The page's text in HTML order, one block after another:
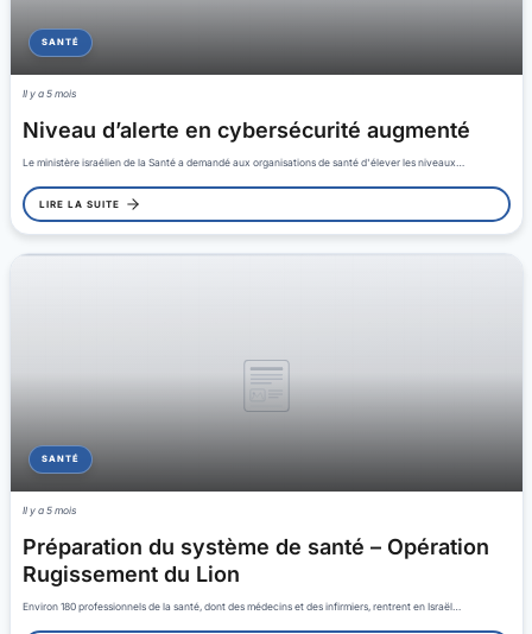
SANTÉ
Il y a 5 mois
Niveau d’alerte en cybersécurité augmenté
Le ministère israélien de la Santé a demandé aux organisations de santé d'élever les niveaux…
LIRE LA SUITE
SANTÉ
Il y a 5 mois
Préparation du système de santé – Opération
Rugissement du Lion
Environ 180 professionnels de la santé, dont des médecins et des infirmiers, rentrent en Israël…